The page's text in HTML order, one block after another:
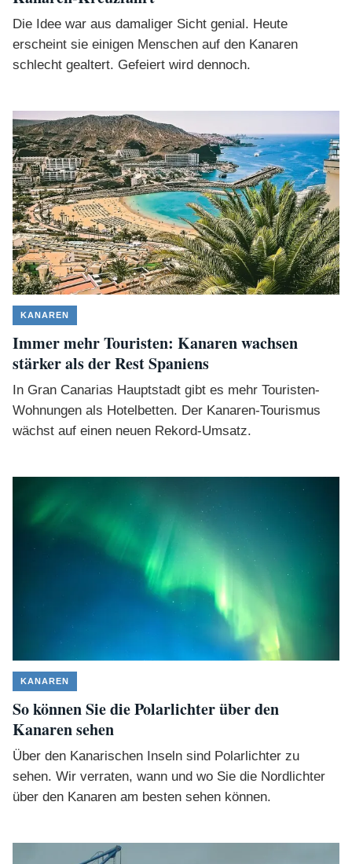
Die Idee war aus damaliger Sicht genial. Heute
erscheint sie einigen Menschen auf den Kanaren
schlecht gealtert. Gefeiert wird dennoch.
KANAREN
Immer mehr Touristen: Kanaren wachsen
stärker als der Rest Spaniens
In Gran Canarias Hauptstadt gibt es mehr Touristen-
Wohnungen als Hotelbetten. Der Kanaren-Tourismus
wächst auf einen neuen Rekord-Umsatz.
KANAREN
So können Sie die Polarlichter über den
Kanaren sehen
Über den Kanarischen Inseln sind Polarlichter zu
sehen. Wir verraten, wann und wo Sie die Nordlichter
über den Kanaren am besten sehen können.